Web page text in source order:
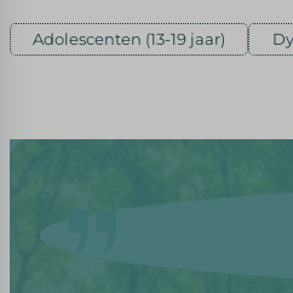
Adolescenten (13-19 jaar)